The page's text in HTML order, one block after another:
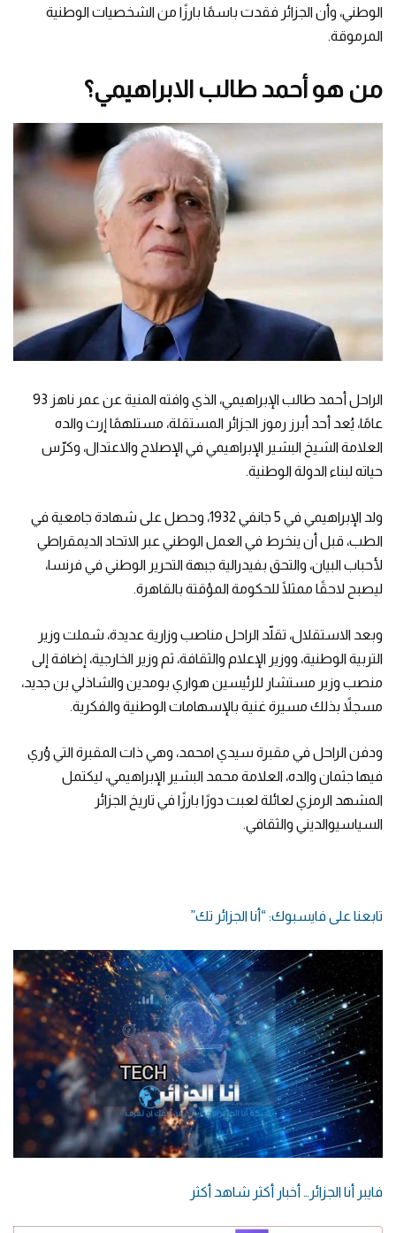
الوطني، وأن الجزائر فقدت باسمًا بارزًا من الشخصيات الوطنية
المرموقة.
من هو أحمد طالب الابراهيمي؟
الراحل أحمد طالب الإبراهيمي، الذي وافته المنية عن عمر ناهز 93
عامًا، يُعد أحد أبرز رموز الجزائر المستقلة، مستلهمًا إرث والده
العلامة الشيخ البشير الإبراهيمي في الإصلاح والاعتدال، وكرّس
حياته لبناء الدولة الوطنية.
ولد الإبراهيمي في 5 جانفي 1932، وحصل على شهادة جامعية في
الطب، قبل أن ينخرط في العمل الوطني عبر الاتحاد الديمقراطي
لأحباب البيان، والتحق بفيدرالية جبهة التحرير الوطني في فرنسا،
ليصبح لاحقًا ممثلًا للحكومة المؤقتة بالقاهرة.
وبعد الاستقلال، تقلّد الراحل مناصب وزارية عديدة، شملت وزير
التربية الوطنية، ووزير الإعلام والثقافة، ثم وزير الخارجية، إضافة إلى
منصب وزير مستشار للرئيسين هواري بومدين والشاذلي بن جديد،
مسجلاً بذلك مسيرة غنية بالإسهامات الوطنية والفكرية.
ودفن الراحل في مقبرة سيدي امحمد، وهي ذات المقبرة التي وُري
فيها جثمان والده، العلامة محمد البشير الإبراهيمي، ليكتمل
المشهد الرمزي لعائلة لعبت دورًا بارزًا في تاريخ الجزائر
السياسيوالديني والثقافي.
تابعنا على فايسبوك: “أنا الجزائر تك”
فايبر أنا الجزائر… أخبار أكثر شاهد أكثر